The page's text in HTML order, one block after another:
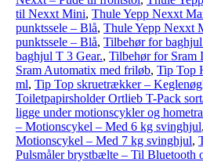
til Nexxt Mini, Thule Yepp Nexxt
punktssele – Blå, Thule Yepp Nexxt
punktssele – Blå, Tilbehør for
baghjul T 3 Gear., Tilbehør for Sram
Sram Automatix med friløb, Tip Top
ml, Tip Top skruetrækker –
Toiletpapirsholder Ortlieb T-Pack
ligge under motionscykler og
– Motionscykel – Med 6 kg svinghjul,
Motionscykel – Med 7 kg svinghjul,
Pulsmåler brystbælte – Til Bluetooth